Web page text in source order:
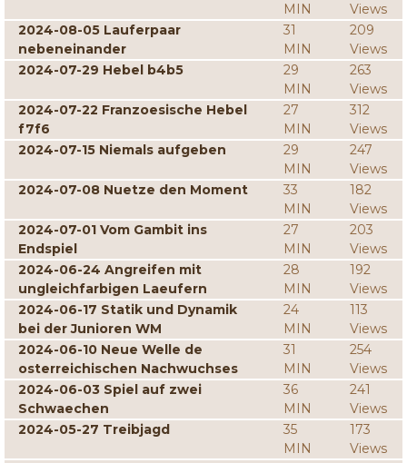
MIN
Views
2024-08-05 Lauferpaar
nebeneinander
31
MIN
209
Views
2024-07-29 Hebel b4b5
29
MIN
263
Views
2024-07-22 Franzoesische Hebel
f7f6
27
MIN
312
Views
2024-07-15 Niemals aufgeben
29
MIN
247
Views
2024-07-08 Nuetze den Moment
33
MIN
182
Views
2024-07-01 Vom Gambit ins
Endspiel
27
MIN
203
Views
2024-06-24 Angreifen mit
ungleichfarbigen Laeufern
28
MIN
192
Views
2024-06-17 Statik und Dynamik
bei der Junioren WM
24
MIN
113
Views
2024-06-10 Neue Welle de
osterreichischen Nachwuchses
31
MIN
254
Views
2024-06-03 Spiel auf zwei
Schwaechen
36
MIN
241
Views
2024-05-27 Treibjagd
35
MIN
173
Views